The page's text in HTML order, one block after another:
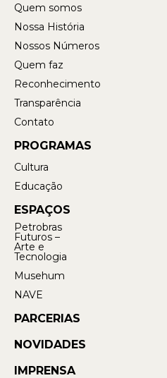
Quem somos
Nossa História
Nossos Números
Quem faz
Reconhecimento
Transparência
Contato
PROGRAMAS
Cultura
Educação
ESPAÇOS
Petrobras
Futuros –
Arte e
Tecnologia
Musehum
NAVE
PARCERIAS
NOVIDADES
IMPRENSA